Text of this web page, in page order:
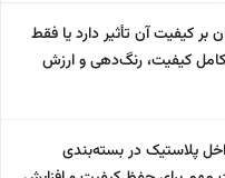
بر کیفیت آن تأثیر دارد یا فقط
کیفیت، رنگ‌دهی و ارزش
پلاستیک در بسته‌بندی